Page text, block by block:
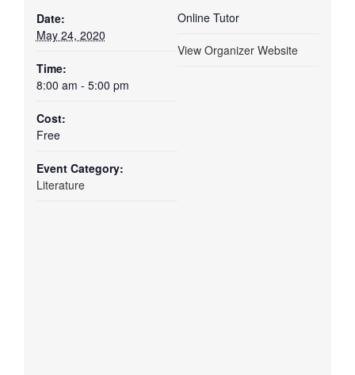
Date:
May 24, 2020
Time:
8:00 am - 5:00 pm
Cost:
Free
Event Category:
Literature
Online Tutor
View Organizer Website